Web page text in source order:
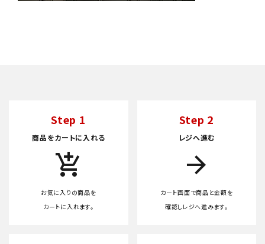
Step 1
商品をカートに入れる
add_shopping_cart
お気に入りの商品を
カートに入れます。
Step 2
レジへ進む
arrow_forward
カート画面で商品と金額を
確認しレジへ進みます。